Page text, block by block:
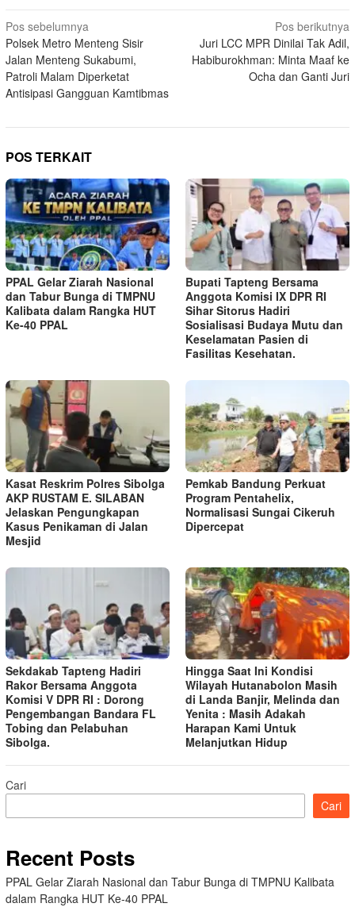
Navigasi
pos
Pos sebelumnya
Polsek Metro Menteng Sisir
Jalan Menteng Sukabumi,
Patroli Malam Diperketat
Antisipasi Gangguan Kamtibmas
Pos berikutnya
Juri LCC MPR Dinilai Tak Adil,
Habiburokhman: Minta Maaf ke
Ocha dan Ganti Juri
POS TERKAIT
PPAL Gelar Ziarah Nasional
dan Tabur Bunga di TMPNU
Kalibata dalam Rangka HUT
Ke-40 PPAL
Bupati Tapteng Bersama
Anggota Komisi IX DPR RI
Sihar Sitorus Hadiri
Sosialisasi Budaya Mutu dan
Keselamatan Pasien di
Fasilitas Kesehatan.
Kasat Reskrim Polres Sibolga
AKP RUSTAM E. SILABAN
Jelaskan Pengungkapan
Kasus Penikaman di Jalan
Mesjid
Pemkab Bandung Perkuat
Program Pentahelix,
Normalisasi Sungai Cikeruh
Dipercepat
Sekdakab Tapteng Hadiri
Rakor Bersama Anggota
Komisi V DPR RI : Dorong
Pengembangan Bandara FL
Tobing dan Pelabuhan
Sibolga.
Hingga Saat Ini Kondisi
Wilayah Hutanabolon Masih
di Landa Banjir, Melinda dan
Yenita : Masih Adakah
Harapan Kami Untuk
Melanjutkan Hidup
Cari
Cari
Recent Posts
PPAL Gelar Ziarah Nasional dan Tabur Bunga di TMPNU Kalibata
dalam Rangka HUT Ke-40 PPAL